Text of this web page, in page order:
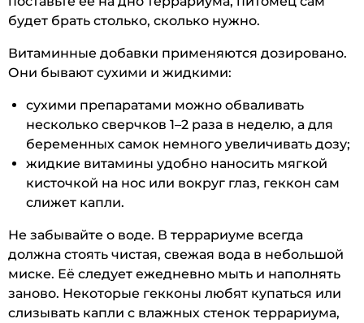
будет брать столько, сколько нужно.
Витаминные добавки применяются дозировано.
Они бывают сухими и жидкими:
сухими препаратами можно обваливать
несколько сверчков 1–2 раза в неделю, а для
беременных самок немного увеличивать дозу;
жидкие витамины удобно наносить мягкой
кисточкой на нос или вокруг глаз, геккон сам
слижет капли.
Не забывайте о воде. В террариуме всегда
должна стоять чистая, свежая вода в небольшой
миске. Её следует ежедневно мыть и наполнять
заново. Некоторые гекконы любят купаться или
слизывать капли с влажных стенок террариума,